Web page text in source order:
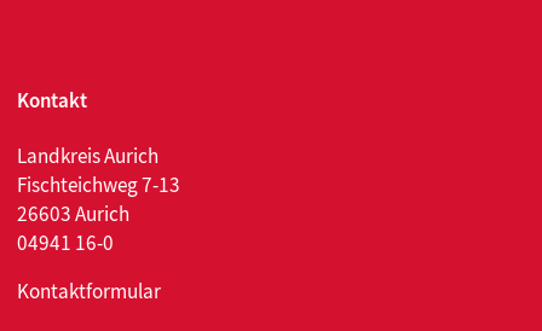
Kontakt
Landkreis Aurich
Fischteichweg 7-13
26603 Aurich
04941 16-0
Kontaktformular